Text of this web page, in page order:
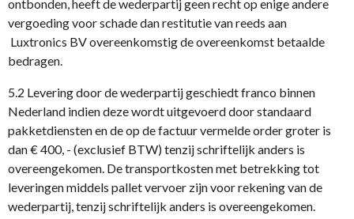
ontbonden, heeft de wederpartij geen recht op enige andere
vergoeding voor schade dan restitutie van reeds aan
Luxtronics BV overeenkomstig de overeenkomst betaalde
bedragen.
5.2 Levering door de wederpartij geschiedt franco binnen
Nederland indien deze wordt uitgevoerd door standaard
pakketdiensten en de op de factuur vermelde order groter is
dan € 400, - (exclusief BTW) tenzij schriftelijk anders is
overeengekomen. De transportkosten met betrekking tot
leveringen middels pallet vervoer zijn voor rekening van de
wederpartij, tenzij schriftelijk anders is overeengekomen.